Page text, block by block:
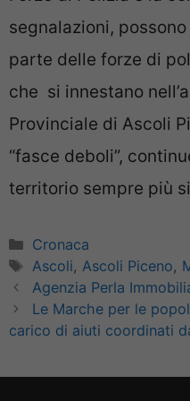
segnalazioni,
parte delle forze di
che si innestano
Provinciale di Ascoli Pi
“fasce deboli”,
territorio sempre più
Categorie
Cronaca
Tag
Ascoli, Ascoli Piceno,
Agenzia Perla
Le Marche per le
carico di aiuti coordinati